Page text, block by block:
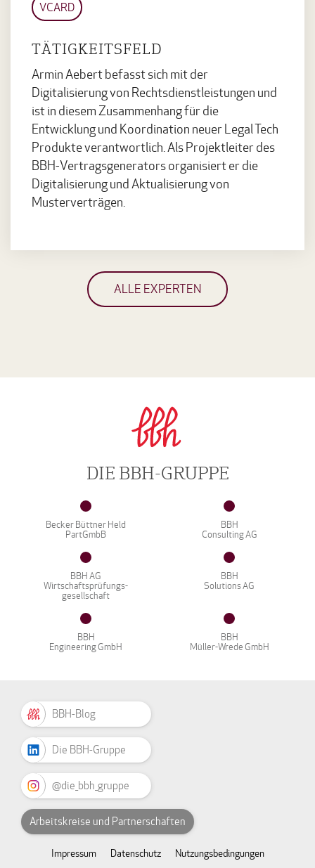
VCARD
TÄTIGKEITSFELD
Armin Aebert befasst sich mit der
Digitalisierung von Rechtsdienstleistungen und
ist in diesem Zusammenhang für die
Entwicklung und Koordination neuer Legal Tech
Produkte verantwortlich. Als Projektleiter des
BBH-Vertragsgenerators organisiert er die
Digitalisierung und Aktualisierung von
Musterverträgen.
ALLE EXPERTEN
DIE BBH-GRUPPE
Becker Büttner Held
PartGmbB
BBH
Consulting AG
BBH AG
Wirtschaftsprüfungs-
gesellschaft
BBH
Solutions AG
BBH
Engineering GmbH
BBH
Müller-Wrede GmbH
BBH-Blog
Die BBH-Gruppe
@die_bbh_gruppe
Arbeitskreise und Partnerschaften
Impressum Datenschutz Nutzungsbedingungen